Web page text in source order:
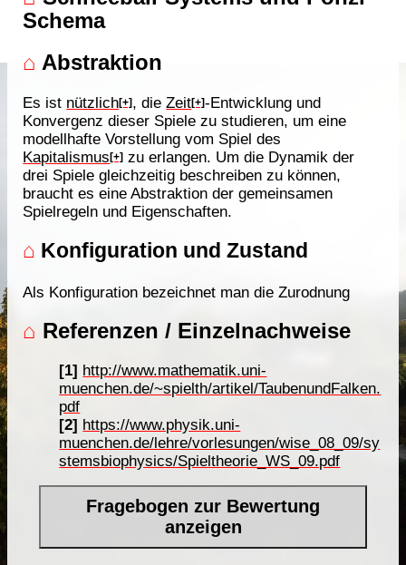
Schema
⌂ Abstraktion
Es ist nützlich[+], dieZeit[+]-Entwicklung und
Konvergenz dieser Spiele zu studieren, um eine
modellhafte Vorstellung vom Spiel des
Kapitalismus[+] zu erlangen. Um die Dynamik der
drei Spiele gleichzeitig beschreiben zu können,
braucht es eine Abstraktion der gemeinsamen
Spielregeln und Eigenschaften.
⌂ Konfiguration und Zustand
Als Konfiguration bezeichnet man die Zurodnung
⌂ Referenzen / Einzelnachweise
[1] http://www.mathematik.uni-
muenchen.de/~spielth/artikel/TaubenundFalken.
pdf
[2] https://www.physik.uni-
muenchen.de/lehre/vorlesungen/wise_08_09/sy
stemsbiophysics/Spieltheorie_WS_09.pdf
Fragebogen zur Bewertung
anzeigen